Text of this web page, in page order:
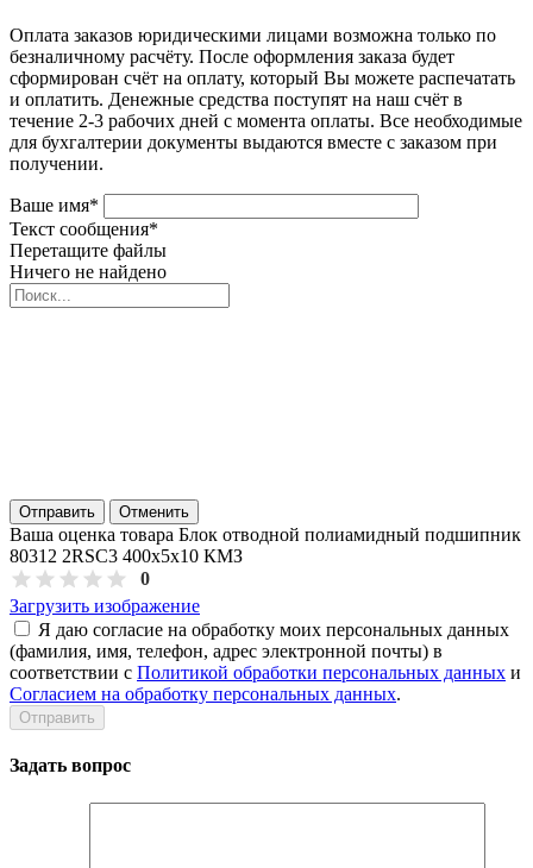
Оплата заказов юридическими лицами возможна только по
безналичному расчёту. После оформления заказа будет
сформирован счёт на оплату, который Вы можете распечатать
и оплатить. Денежные средства поступят на наш счёт в
течение 2-3 рабочих дней с момента оплаты. Все необходимые
для бухгалтерии документы выдаются вместе с заказом при
получении.
Ваше имя*
Текст сообщения*
Перетащите файлы
Ничего не найдено
Отправить Отменить
Ваша оценка товара Блок отводной полиамидный подшипник
80312 2RSC3 400х5х10 КМЗ
0
Загрузить изображение
Я даю согласие на обработку моих персональных данных
(фамилия, имя, телефон, адрес электронной почты) в
соответствии с Политикой обработки персональных данных и
Согласием на обработку персональных данных.
Задать вопрос